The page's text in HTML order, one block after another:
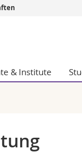
& Institute